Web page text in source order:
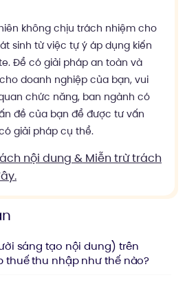
không chịu trách nhiệm cho
sinh từ việc tự ý áp dụng kiến
Để có giải pháp an toàn và
doanh nghiệp của bạn, vui
chức năng, ban ngành có
đề của bạn để được tư vấn
giải pháp cụ thể.
nội dung & Miễn trừ trách
sáng tạo nội dung) trên
thuế thu nhập như thế nào?